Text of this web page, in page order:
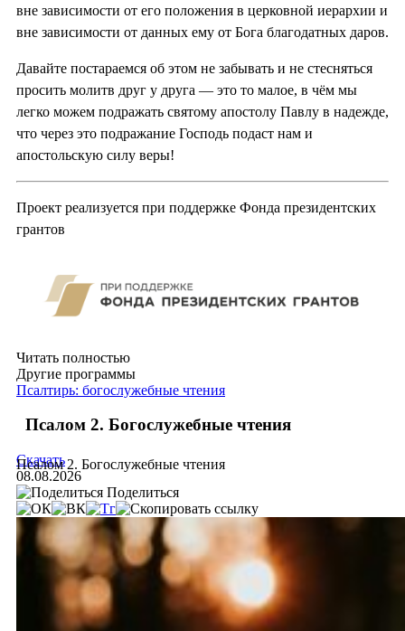
вне зависимости от его положения в церковной иерархии и
вне зависимости от данных ему от Бога благодатных даров.
Давайте постараемся об этом не забывать и не стесняться
просить молитв друг у друга — это то малое, в чём мы
легко можем подражать святому апостолу Павлу в надежде,
что через это подражание Господь подаст нам и
апостольскую силу веры!
Проект реализуется при поддержке Фонда президентских
грантов
Читать полностью
Другие программы
Псалтирь: богослужебные чтения
Псалом 2. Богослужебные чтения
Псалом 2. Богослужебные чтения
Скачать
08.08.2026
Поделиться